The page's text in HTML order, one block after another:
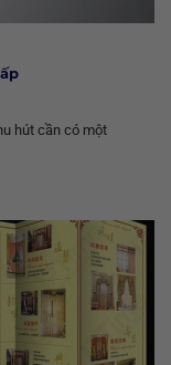
hút cần có một